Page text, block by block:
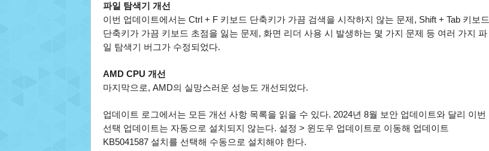
파일 탐색기 개선
이번 업데이트에서는 Ctrl + F 키보드 단축키가 가끔 검색을 시작하지 않는 문제, Shift + Tab 키보드
단축키가 가끔 키보드 초점을 잃는 문제, 화면 리더 사용 시 발생하는 몇 가지 문제 등 여러 가지 파
일 탐색기 버그가 수정되었다.
AMD CPU 개선
마지막으로, AMD의 실망스러운 성능도 개선되었다.
업데이트 로그에서는 모든 개선 사항 목록을 읽을 수 있다. 2024년 8월 보안 업데이트와 달리 이번
선택 업데이트는 자동으로 설치되지 않는다. 설정 > 윈도우 업데이트로 이동해 업데이트
KB5041587 설치를 선택해 수동으로 설치해야 한다.